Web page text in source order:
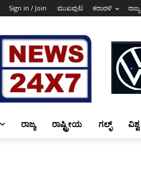
Sign in / Join ಮುಖಪುಟ ಕರಾವಳಿ ರಾಜ್ಯ
ರಾಜ್ಯ ರಾಷ್ಟ್ರೀಯ ಗಲ್ಫ್ ವಿಶ್ವ